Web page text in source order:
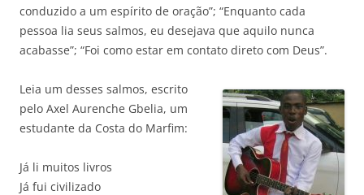
conduzido a um espírito de oração”; “Enquanto cada
pessoa lia seus salmos, eu desejava que aquilo nunca
acabasse”; “Foi como estar em contato direto com Deus”.
Leia um desses salmos, escrito
pelo Axel Aurenche Gbelia, um
estudante da Costa do Marfim:
Já li muitos livros
Já fui civilizado